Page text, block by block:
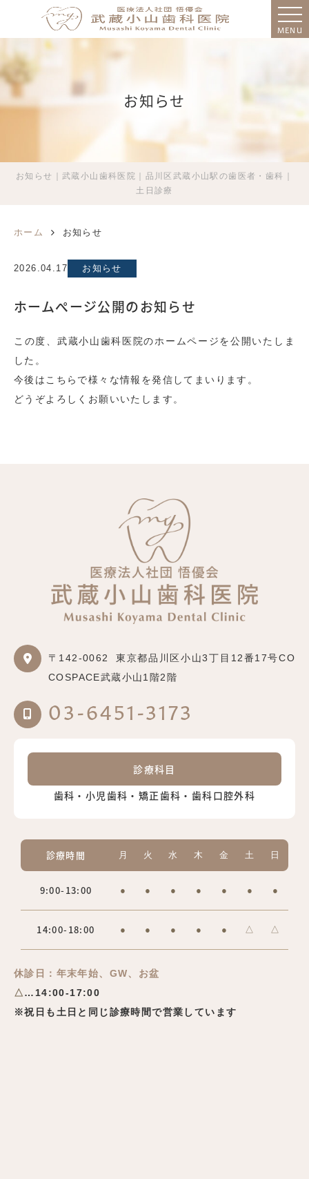
MENU
お知らせ
お知らせ｜武蔵小山歯科医院｜品川区武蔵小山駅の歯医者・歯科｜
土日診療
ホーム お知らせ
2026.04.17 お知らせ
ホームぺージ公開のお知らせ
この度、武蔵小山歯科医院のホームページを公開いたしま
した。
今後はこちらで様々な情報を発信してまいります。
どうぞよろしくお願いいたします。
〒142-0062
東京都品川区小山3丁目12番17号CO
COSPACE武蔵小山1階2階
03-6451-3173
診療科目
歯科・小児歯科・矯正歯科・歯科口腔外科
診療時間 月 火 水 木 金 土 日
9:00-13:00 ● ● ● ● ● ● ●
14:00-18:00 ● ● ● ● ● △ △
休診日：年末年始、GW、お盆
△…14:00-17:00
※祝日も土日と同じ診療時間で営業しています